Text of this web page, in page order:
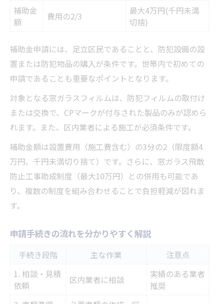
補助金
額
費用の2/3
最大4万円(千円未満
切捨)
補助金申請には、足立区民であることと、防犯設備の設
置または防犯物品の購入が条件です。世帯内で初めての
申請であることも重要なポイントとなります。
対象となる窓ガラスフィルムは、防犯フィルムの取付け
または交換で、CPマークが付与された製品のみが認めら
れます。また、区内業者による施工が必須条件です。
補助金額は設置費用（施工費含む）の3分の2（限度額4
万円、千円未満切り捨て）です。さらに、窓ガラス飛散
防止工事助成制度（最大10万円）との併用も可能であ
り、複数の制度を組み合わせることで負担軽減が図れま
す。
申請手続きの流れを分かりやすく解説
手続き段階 主な作業
注意点
1. 相談・見積
依頼
区内業者に相談
実績のある業者
推奨